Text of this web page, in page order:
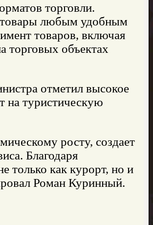
торговли.
товары любым удобным
товаров, включая
торговых объектах
отметил высокое
на туристическую
росту, создает
Благодаря
только как курорт, но и
Роман Куринный.